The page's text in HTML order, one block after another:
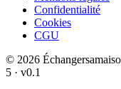
Confidentialité
Cookies
CGU
© 2026
5 · v0.1